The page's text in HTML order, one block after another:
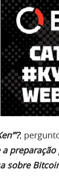
,
sobre